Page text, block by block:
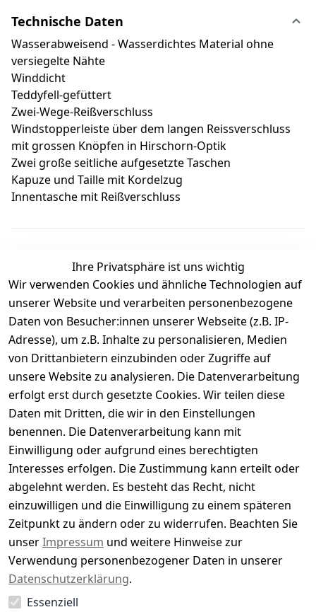
Technische Daten
Wasserabweisend - Wasserdichtes Material ohne
versiegelte Nähte
Winddicht
Teddyfell-gefüttert
Zwei-Wege-Reißverschluss
Windstopperleiste über dem langen Reissverschluss
mit grossen Knöpfen in Hirschorn-Optik
Zwei große seitliche aufgesetzte Taschen
Kapuze und Taille mit Kordelzug
Innentasche mit Reißverschluss
Kundenbewertungen
Durchschnittliche Bewertung
0
Basierend auf 0 Bewertung(en)
Bewertung abgeben
5
( 0 )
4
( 0 )
3
( 0 )
2
( 0 )
1
( 0 )
Es hat noch niemand eine Bewertung für diesen
Artikel abgegeben
Ihre Privatsphäre ist uns wichtig
Wir verwenden Cookies und ähnliche Technologien auf
unserer Website und verarbeiten personenbezogene
Daten von Besucher:innen unserer Webseite (z.B. IP-
Adresse), um z.B. Inhalte zu personalisieren, Medien
von Drittanbietern einzubinden oder Zugriffe auf
unsere Website zu analysieren. Die Datenverarbeitung
erfolgt erst durch gesetzte Cookies. Wir teilen diese
Daten mit Dritten, die wir in den Einstellungen
benennen. Die Datenverarbeitung kann mit
Einwilligung oder aufgrund eines berechtigten
Interesses erfolgen. Die Zustimmung kann erteilt oder
abgelehnt werden. Es besteht das Recht, nicht
einzuwilligen und die Einwilligung zu einem späteren
Zeitpunkt zu ändern oder zu widerrufen. Beachten Sie
unserImpressum und weitere Hinweise zur
Verwendung personenbezogener Daten in unserer
Datenschutzerklärung.
Essenziell